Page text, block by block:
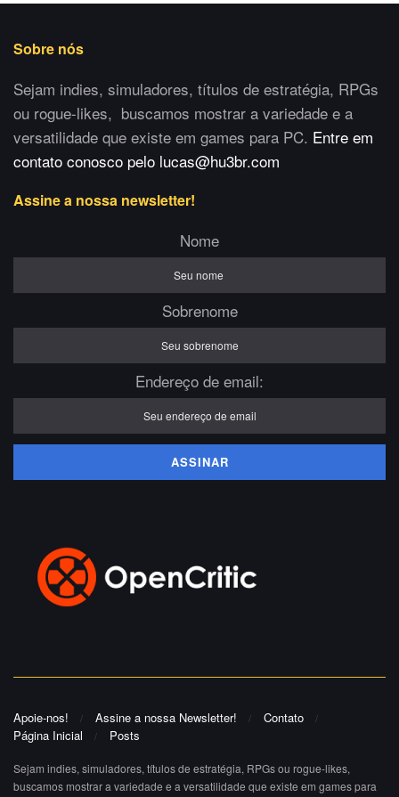
Sobre nós
Sejam indies, simuladores, títulos de estratégia, RPGs
ou rogue-likes, buscamos mostrar a variedade e a
versatilidade que existe em games para PC. Entre em
contato conosco pelo lucas@hu3br.com
Assine a nossa newsletter!
Nome
Sobrenome
Endereço de email:
Apoie-nos! Assine a nossa Newsletter!
Contato
Página Inicial
Posts
Sejam indies, simuladores, títulos de estratégia, RPGs ou rogue-likes,
buscamos mostrar a variedade e a versatilidade que existe em games para